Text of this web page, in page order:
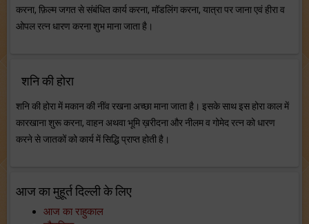
करना, फ़िल्म जगत से संबंधित कार्य करना, मॉडलिंग करना, यात्रा पर जाना एवं हीरा व
ओपल रत्न धारण करना शुभ माना जाता है।
शनि की होरा
शनि की होरा में मकान की नींव रखना अच्छा माना जाता है। इसके साथ इस होरा काल में
कारखाना शुरू करना, वाहन अथवा भूमि ख़रीदना और नीलम व गोमेद रत्न को धारण
करने से जातकों को कार्य में सिद्धि प्राप्त होती है।
आज का मुहूर्त दिल्ली के लिए
आज का राहुकाल